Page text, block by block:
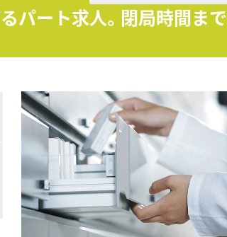
数ございます。
パート求人。閉局時間まで